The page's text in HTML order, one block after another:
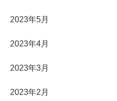
2023年5月
2023年4月
2023年3月
2023年2月